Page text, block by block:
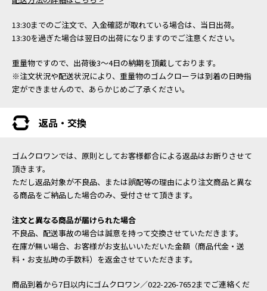
13:30までのご注文で、入金確認が取れている場合は、当日出荷。
13:30を過ぎた場合は翌日の出荷になりますのでご注意ください。
重量物ですので、出荷後3～4日の納期を頂戴しております。
※注文状況や配送状況により、重量物のゴムクローラは到着の日時指
定ができませんので、あらかじめご了承ください。
返品・交換
ゴムクロワンでは、原則としてお客様都合による返品はお断りさせて
頂きます。
ただし返品対象が不良品、または誤配等の理由により注文商品と異な
る商品をご納品した場合のみ、受付させて頂きます。
注文と異なる商品が届けられた場合
不良品、配送事故の場合は誠意を持って交換させていただきます。
在庫が無い場合、お客様がお支払いいただいた金額（商品代金・送
料・お支払時の手数料）を返金させていただきます。
商品到着から7日以内にゴムクロワン／022-226-7652までご連絡くだ